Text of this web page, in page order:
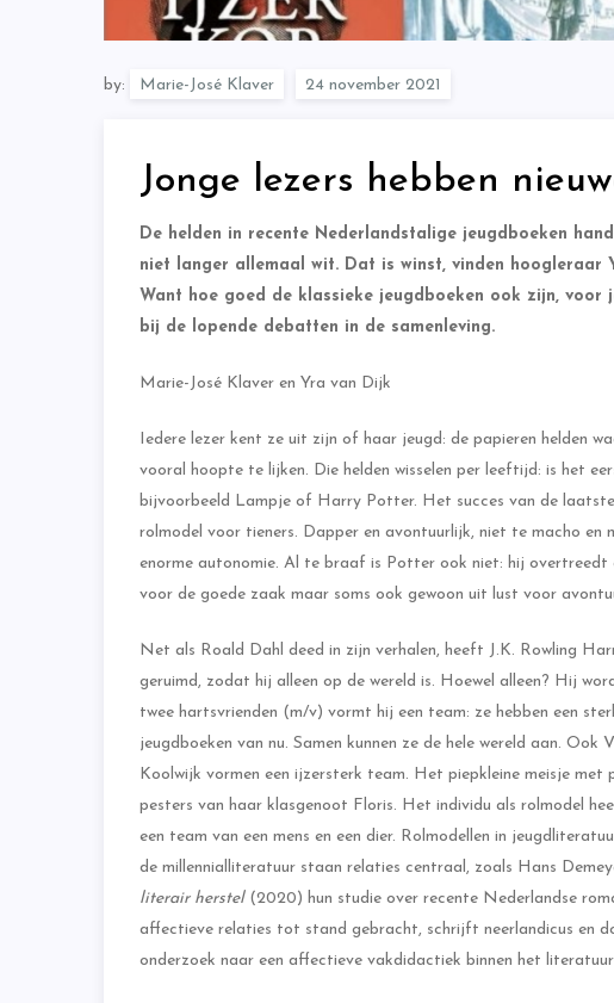
by: Marie-José Klaver
Jonge lezers hebben
De helden in recente Nederlandstalige jeugdboeken
niet langer allemaal wit. Dat is winst, vinden hoogleraar
Want hoe goed de klassieke jeugdboeken ook zijn,
bij de lopende debatten in de samenleving.
Marie-José Klaver en Yra van Dijk
Iedere lezer kent ze uit zijn of haar jeugd: de papieren helden
vooral hoopte te lijken. Die helden wisselen per leeftijd: is het
bijvoorbeeld Lampje of Harry Potter. Het succes van de
rolmodel voor tieners. Dapper en avontuurlijk, niet te macho en
enorme autonomie. Al te braaf is Potter ook niet: hij overtreedt
voor de goede zaak maar soms ook gewoon uit lust voor
Net als Roald Dahl deed in zijn verhalen, heeft J.K. Rowling
geruimd, zodat hij alleen op de wereld is. Hoewel alleen? Hij
twee hartsvrienden (m/v) vormt hij een team: ze hebben een
jeugdboeken van nu. Samen kunnen ze de hele wereld aan.
Koolwijk vormen een ijzersterk team. Het piepkleine meisje
pesters van haar klasgenoot Floris. Het individu als rolmodel
een team van een mens en een dier. Rolmodellen in
de millennialliteratuur staan relaties centraal, zoals Hans
literair herstel(2020) hun studie over recente Nederlandse
affectieve relaties tot stand gebracht, schrijft neerlandicus en
onderzoek naar een affectieve vakdidactiek binnen het